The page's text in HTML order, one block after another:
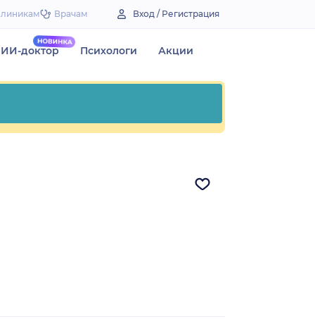
Врачам Вход / Регистрация
ИИ-доктор Психологи Акции